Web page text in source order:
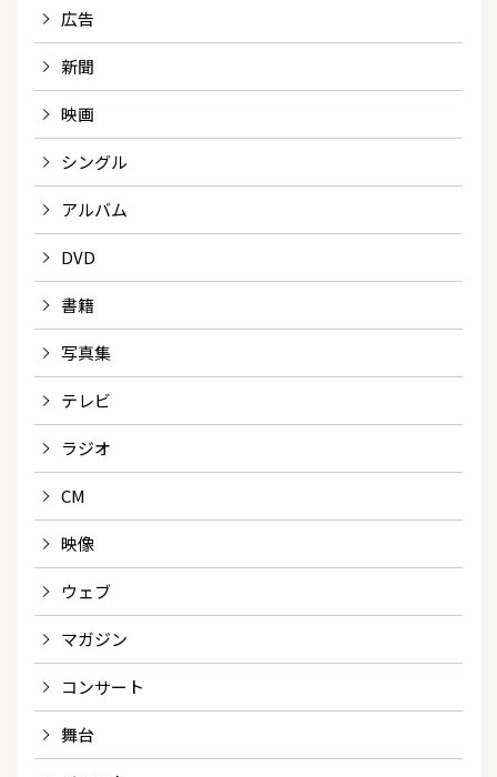
広告
新聞
映画
シングル
アルバム
DVD
書籍
写真集
テレビ
ラジオ
CM
映像
ウェブ
マガジン
コンサート
舞台